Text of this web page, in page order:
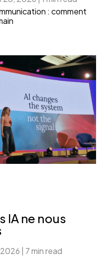
: comment
IA ne nous
2026 | 7 min read